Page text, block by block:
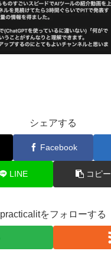
シェアする
Facebook
LINE コピー
practicalitをフォローする